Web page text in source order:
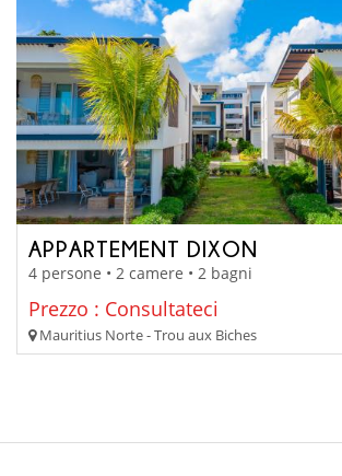
APPARTEMENT DIXON
4 persone • 2 camere • 2 bagni
Prezzo : Consultateci
Mauritius Norte - Trou aux Biches